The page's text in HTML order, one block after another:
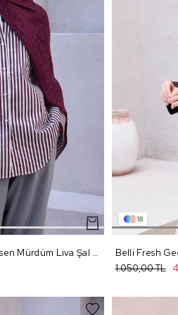
Belli Fresh Geometrik Desen Mürdüm Liva Şal 3 - 32
18
Belli Fresh
1.050,00 TL